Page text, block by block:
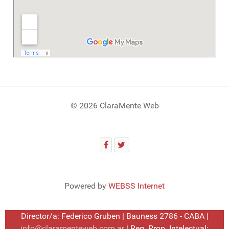
© 2026 ClaraMente Web
Powered by WEBSS Internet
Director/a: Federico Gruben | Bauness 2786 - CABA |